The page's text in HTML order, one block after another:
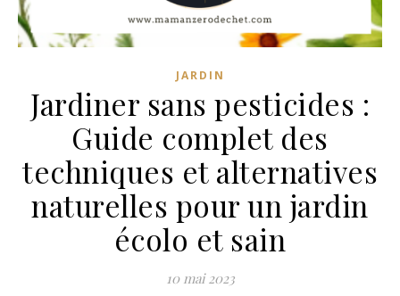
JARDIN
Jardiner sans pesticides :
Guide complet des
techniques et alternatives
naturelles pour un jardin
écolo et sain
10 mai 2023